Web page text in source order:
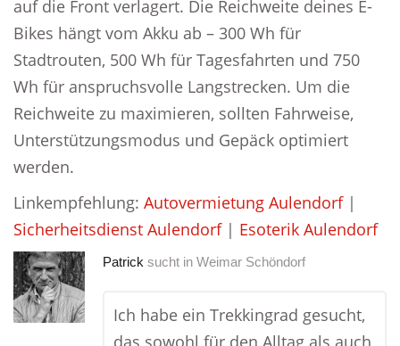
auf die Front verlagert. Die Reichweite deines E-
Bikes hängt vom Akku ab – 300 Wh für
Stadtrouten, 500 Wh für Tagesfahrten und 750
Wh für anspruchsvolle Langstrecken. Um die
Reichweite zu maximieren, sollten Fahrweise,
Unterstützungsmodus und Gepäck optimiert
werden.
Linkempfehlung: Autovermietung Aulendorf|
Sicherheitsdienst Aulendorf| Esoterik Aulendorf
Patrick sucht in Weimar Schöndorf
Ich habe ein Trekkingrad gesucht,
das sowohl für den Alltag als auch